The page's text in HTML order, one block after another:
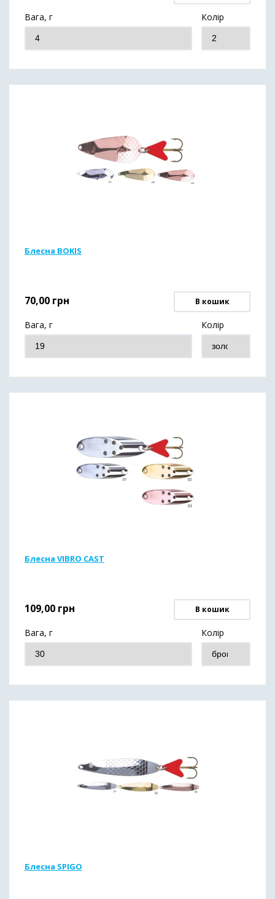
Вага, г Колір
Блесна BOKIS
70,00 грн В кошик
Вага, г Колір
Блесна VIBRO CAST
109,00 грн В кошик
Вага, г Колір
Блесна SPIGO